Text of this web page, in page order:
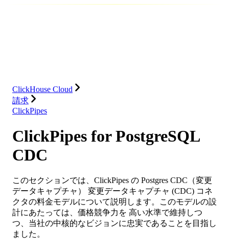
ClickHouse Cloud
請求
ClickPipes
ClickPipes for PostgreSQL
CDC
このセクションでは、ClickPipes の Postgres CDC（変更
データキャプチャ） 変更データキャプチャ (CDC) コネ
クタの料金モデルについて説明します。このモデルの設
計にあたっては、価格競争力を 高い水準で維持しつ
つ、当社の中核的なビジョンに忠実であることを目指し
ました。